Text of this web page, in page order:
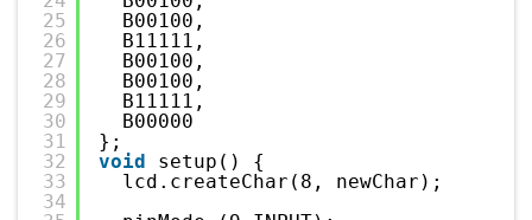
25
26
27
28
29
30
31
32
33
34
B00100,
B11111,
B00100,
B00100,
B11111,
B00000
};
void
setup() {
lcd.createChar(8, newChar);